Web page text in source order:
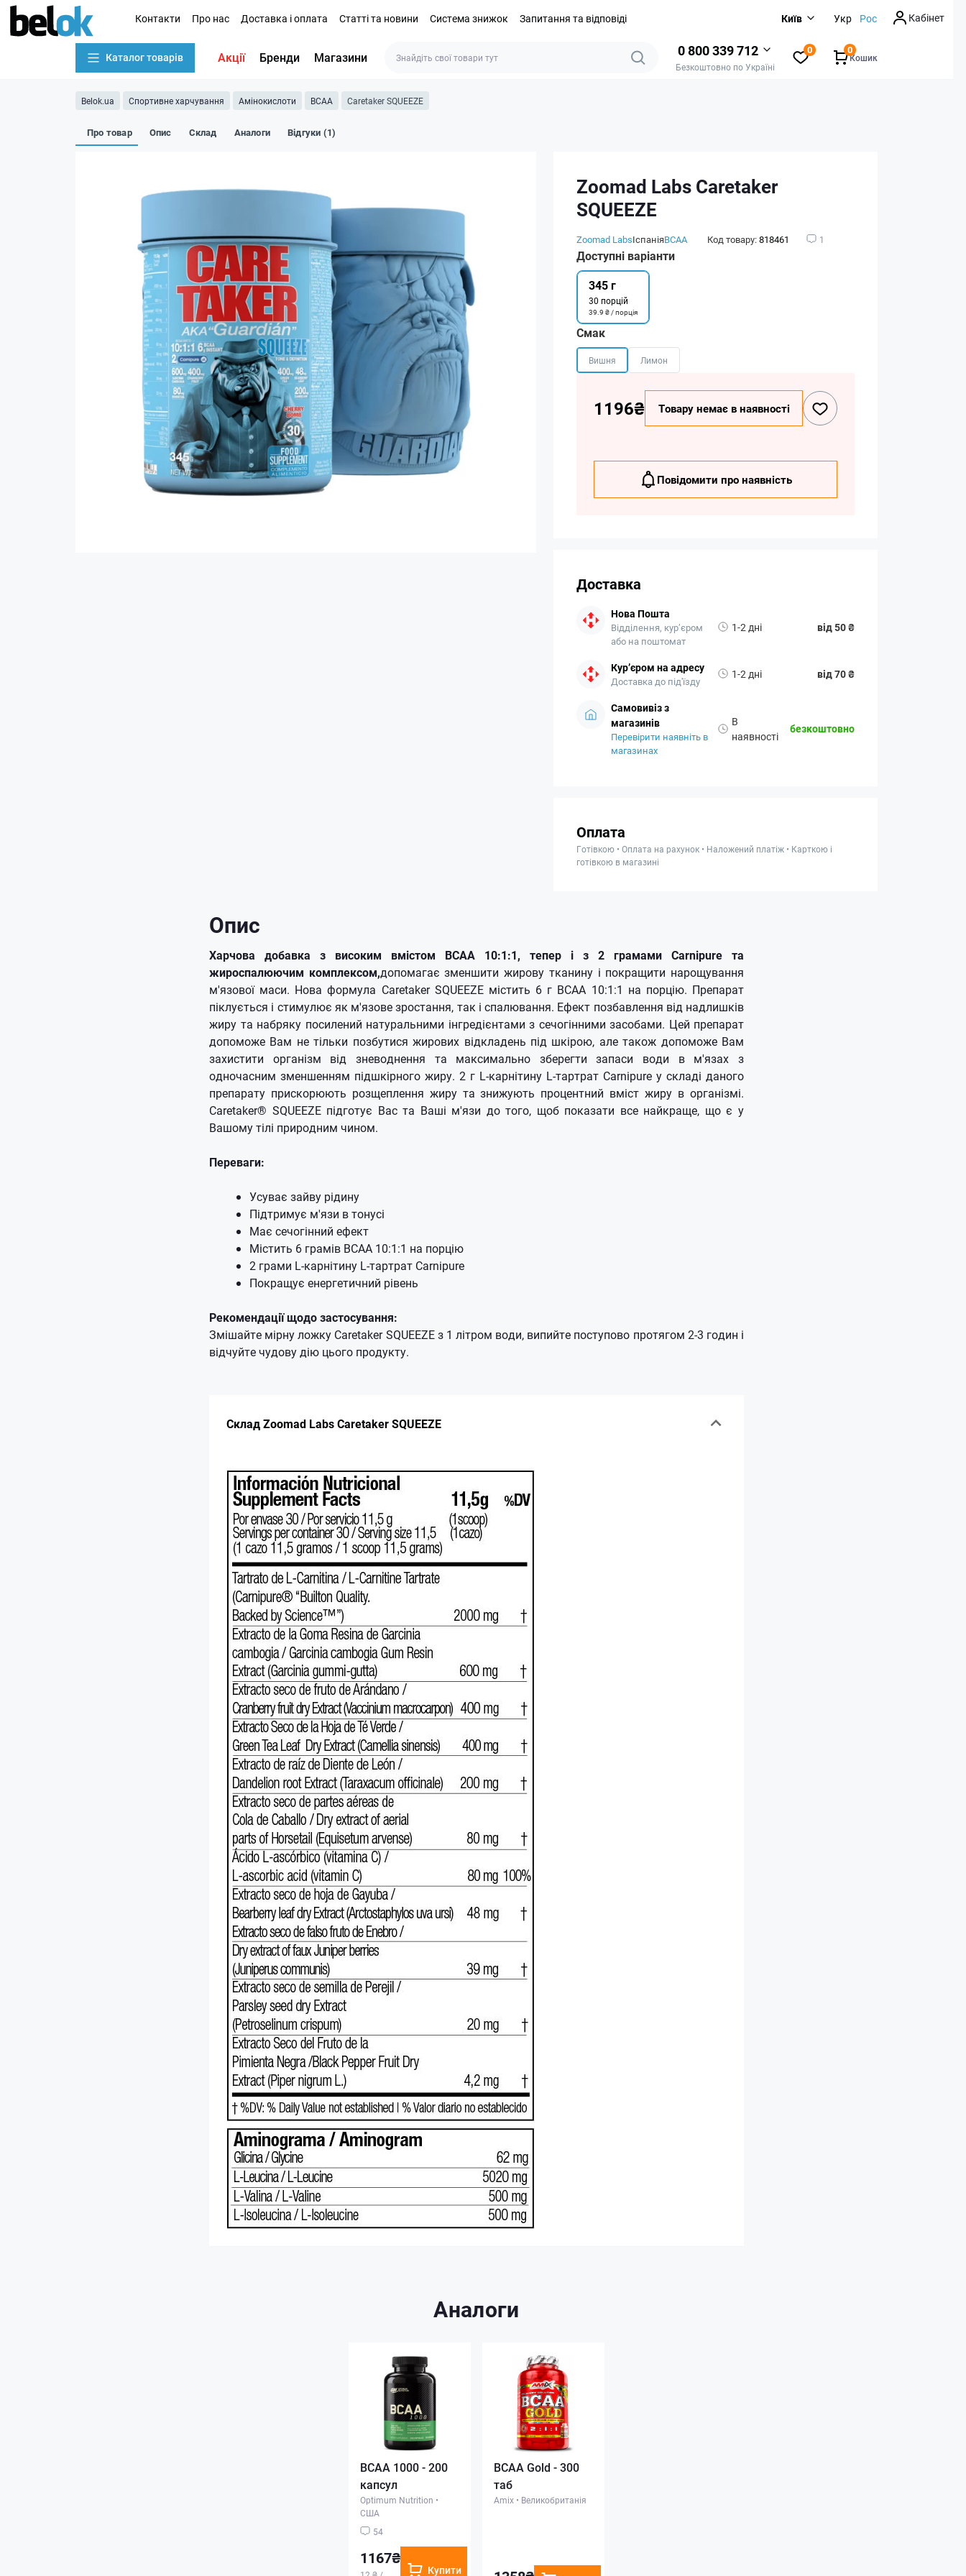
Контакти Про нас Доставка і оплата Статті та новини Система знижок Запитання та відповіді Київ Укр Рос Кабінет
Каталог товарів Акції Бренди Магазини 0 800 339 712
Безкоштовно по Україні
0
Кошик
0
Belok.ua Спортивне харчування Амінокислоти BCAA Caretaker SQUEEZE
Про товар Опис Склад Аналоги Відгуки (1)
Zoomad Labs Caretaker
SQUEEZE
Zoomad LabsІспаніяBCAA Код товару:818461 1
Доступні варіанти
345 г
30 порцій
39.9 ₴ / порція
Смак
Вишня Лимон
1196₴ Товару немає в наявності
Повідомити про наявність
Доставка
Нова Пошта
Відділення, кур’єром
або на поштомат
1-2 дні від 50 ₴
Кур’єром на адресу
Доставка до під'їзду
1-2 дні від 70 ₴
Самовивіз з
магазинів
Перевірити наявніть в
магазинах
В
наявності
безкоштовно
Оплата
Готівкою • Оплата на рахунок • Наложений платіж • Карткою і
готівкою в магазині
Опис
Харчова добавка з високим вмістом BCAA 10:1:1, тепер і з 2 грамами Carnipure та
жироспалюючим комплексом,допомагає зменшити жирову тканину і покращити нарощування
м'язової маси. Нова формула Caretaker SQUEEZE містить 6 г BCAA 10:1:1 на порцію. Препарат
піклується і стимулює як м'язове зростання, так і спалювання. Ефект позбавлення від надлишків
жиру та набряку посилений натуральними інгредієнтами з сечогінними засобами. Цей препарат
допоможе Вам не тільки позбутися жирових відкладень під шкірою, але також допоможе Вам
захистити організм від зневоднення та максимально зберегти запаси води в м'язах з
одночасним зменшенням підшкірного жиру. 2 г L-карнітину L-тартрат Carnipure у складі даного
препарату прискорюють розщеплення жиру та знижують процентний вміст жиру в організмі.
Caretaker® SQUEEZE підготує Вас та Ваші м'язи до того, щоб показати все найкраще, що є у
Вашому тілі природним чином.
Переваги:
Усуває зайву рідину
Підтримує м'язи в тонусі
Має сечогінний ефект
Містить 6 грамів BCAA 10:1:1 на порцію
2 грами L-карнітину L-тартрат Carnipure
Покращує енергетичний рівень
Рекомендації щодо застосування:
Змішайте мірну ложку Caretaker SQUEEZE з 1 літром води, випийте поступово протягом 2-3 годин і
відчуйте чудову дію цього продукту.
Склад Zoomad Labs Caretaker SQUEEZE
Аналоги
BCAA 1000 - 200
капсул
Optimum Nutrition •
США
54
1167₴
Купити
BCAA Gold - 300
таб
Amix • Великобританія